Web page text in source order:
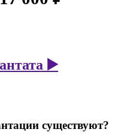
▶️
существуют?